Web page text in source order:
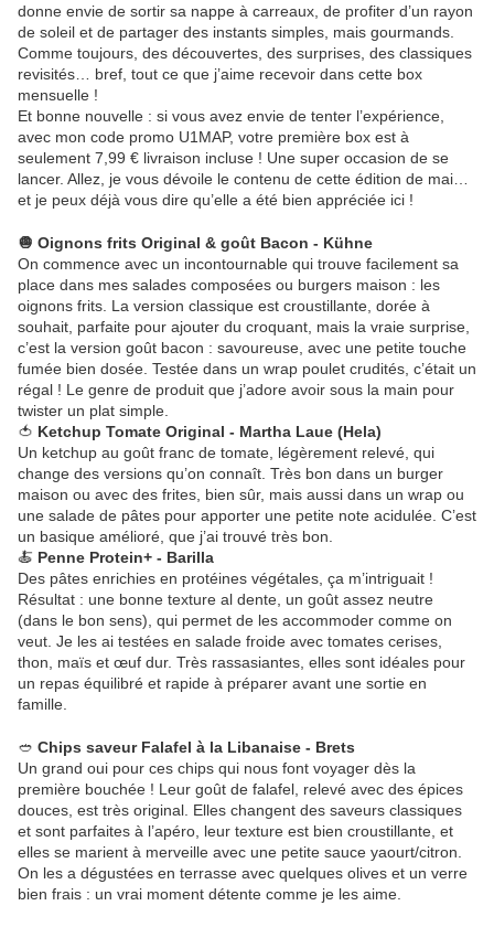
donne envie de sortir sa nappe à carreaux, de profiter d’un rayon
de soleil et de partager des instants simples, mais gourmands.
Comme toujours, des découvertes, des surprises, des classiques
revisités… bref, tout ce que j’aime recevoir dans cette box
mensuelle !
Et bonne nouvelle : si vous avez envie de tenter l’expérience,
avec mon code promo U1MAP, votre première box est à
seulement 7,99 € livraison incluse ! Une super occasion de se
lancer. Allez, je vous dévoile le contenu de cette édition de mai…
et je peux déjà vous dire qu’elle a été bien appréciée ici !
🧅 Oignons frits Original & goût Bacon - Kühne
On commence avec un incontournable qui trouve facilement sa
place dans mes salades composées ou burgers maison : les
oignons frits. La version classique est croustillante, dorée à
souhait, parfaite pour ajouter du croquant, mais la vraie surprise,
c’est la version goût bacon : savoureuse, avec une petite touche
fumée bien dosée. Testée dans un wrap poulet crudités, c’était un
régal ! Le genre de produit que j’adore avoir sous la main pour
twister un plat simple.
🍅 Ketchup Tomate Original - Martha Laue (Hela)
Un ketchup au goût franc de tomate, légèrement relevé, qui
change des versions qu’on connaît. Très bon dans un burger
maison ou avec des frites, bien sûr, mais aussi dans un wrap ou
une salade de pâtes pour apporter une petite note acidulée. C’est
un basique amélioré, que j’ai trouvé très bon.
🍝 Penne Protein+ - Barilla
Des pâtes enrichies en protéines végétales, ça m’intriguait !
Résultat : une bonne texture al dente, un goût assez neutre
(dans le bon sens), qui permet de les accommoder comme on
veut. Je les ai testées en salade froide avec tomates cerises,
thon, maïs et œuf dur. Très rassasiantes, elles sont idéales pour
un repas équilibré et rapide à préparer avant une sortie en
famille.
🥙 Chips saveur Falafel à la Libanaise - Brets
Un grand oui pour ces chips qui nous font voyager dès la
première bouchée ! Leur goût de falafel, relevé avec des épices
douces, est très original. Elles changent des saveurs classiques
et sont parfaites à l’apéro, leur texture est bien croustillante, et
elles se marient à merveille avec une petite sauce yaourt/citron.
On les a dégustées en terrasse avec quelques olives et un verre
bien frais : un vrai moment détente comme je les aime.